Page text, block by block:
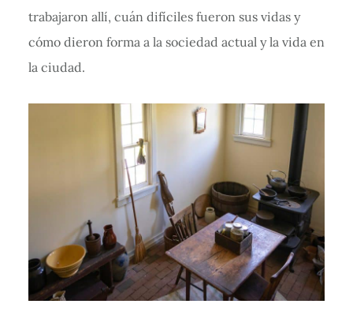
trabajaron allí, cuán difíciles fueron sus vidas y
cómo dieron forma a la sociedad actual y la vida en
la ciudad.